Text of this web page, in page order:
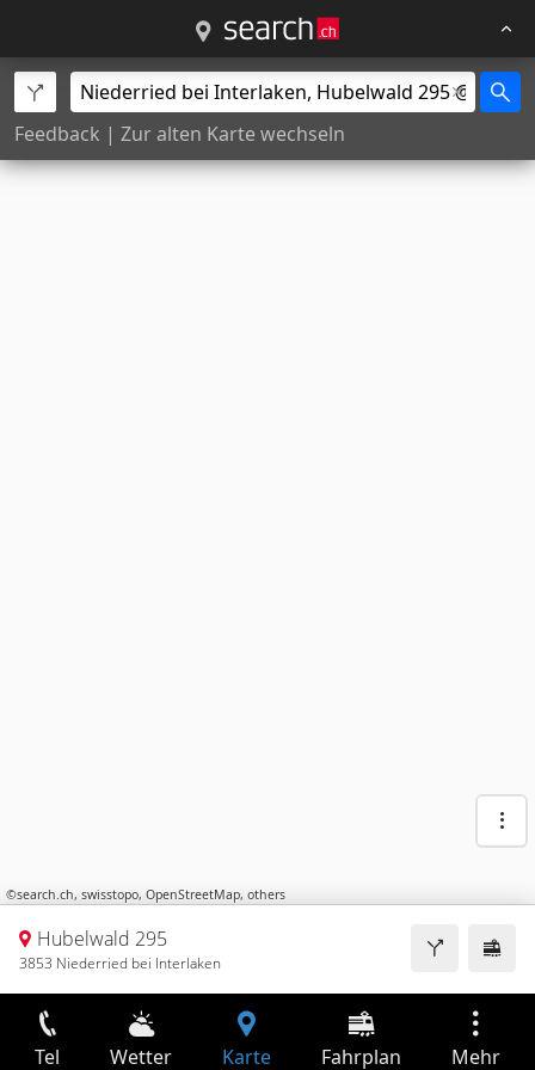
Feedback | Zur alten Karte wechseln
©search.ch, swisstopo, OpenStreetMap, others
Hubelwald 295
3853 Niederried bei Interlaken
Tel Wetter Karte Fahrplan Mehr